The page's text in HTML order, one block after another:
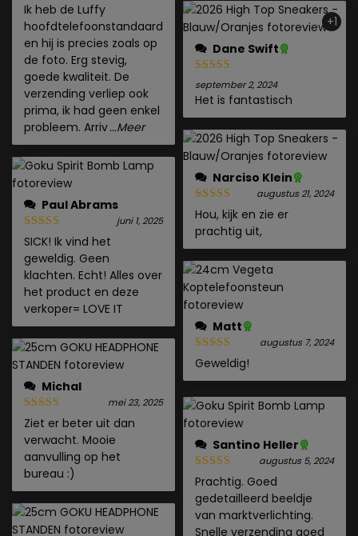
Ik heb de Luffy
hoofdtelefoonstandaard
en hij is precies zoals op
de foto. Erg stevig,
goede kwaliteit. De
verzending verliep ook
prima, ik had geen enkel
probleem. Arriv...Meer
Paul Abrams
juni 1, 2025
SICK! Ik vind het
geweldig. Geen
klachten. Echt! Alles over
het product en deze
verkoper= LOVE IT
Michal
mei 23, 2025
Ziet er beter uit dan
verwacht. Mooie
aanvulling op het
bureau :)
+1
Dane Swift
september 2, 2024
Het is fantastisch
Narciso Klein
augustus 21, 2024
Hou, kijk en zie er
prachtig uit,
Matt
augustus 7, 2024
Geweldig!
Santino Heller
augustus 5, 2024
Prachtig. Goed
gedetailleerd beeldje
van marktverlichting.
Snelle verzending goed